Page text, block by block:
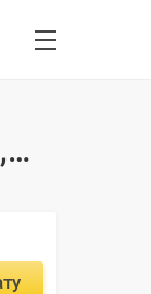
Тури і ціни на відпочинок в готелі Modern Ground Floor Studio 3* 2026-2027 Кіпр, Ларнака